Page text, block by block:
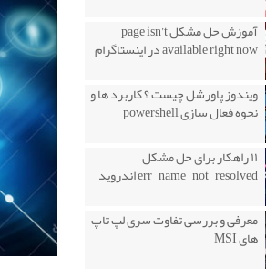
آموزش حل مشکل page isn’t
available right now در اینستاگرام
ویندوز پاورشل چیست ؟ کاربرد ها و
نحوه فعال سازی powershell
۱۱ راهکار برای حل مشکل
err_name_not_resolved اندروید
معرفی و بررسی تفاوت سری لپ تاپ
های MSI